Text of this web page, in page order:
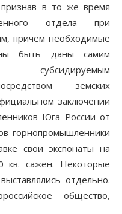
признав в то же время
отдела при
причем необходимые
быть даны самим
субсидируемым
земских
заключении
Юга России от
горнопромышленники
свои экспонаты на
кв. сажен. Некоторые
отдельно.
общество,